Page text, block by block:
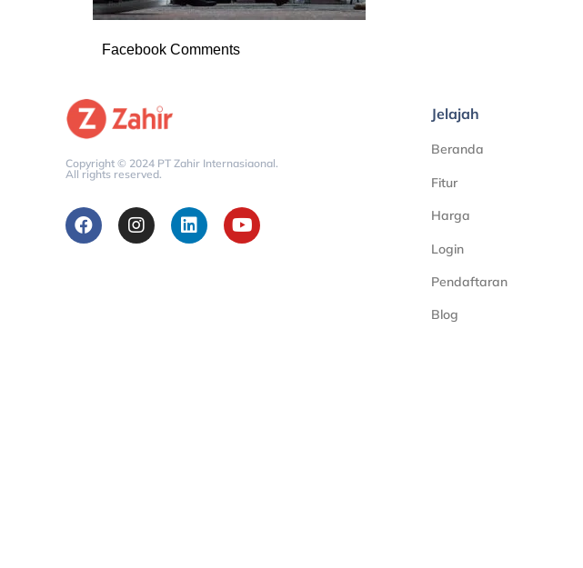
Facebook Comments
Copyright © 2024 PT Zahir Internasiaonal.
All rights reserved.
Jelajah
Beranda
Fitur
Harga
Login
Pendaftaran
Blog